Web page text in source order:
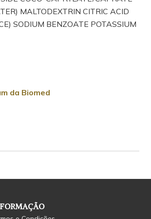
MALTODEXTRIN CITRIC ACID
SODIUM BENZOATE POTASSIUM
da Biomed